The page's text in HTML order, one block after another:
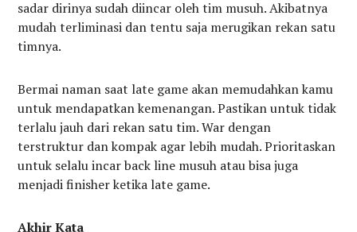
sadar dirinya sudah diincar oleh tim musuh. Akibatnya
mudah terliminasi dan tentu saja merugikan rekan satu
timnya.
Bermai naman saat late game akan memudahkan kamu
untuk mendapatkan kemenangan. Pastikan untuk tidak
terlalu jauh dari rekan satu tim. War dengan
terstruktur dan kompak agar lebih mudah. Prioritaskan
untuk selalu incar back line musuh atau bisa juga
menjadi finisher ketika late game.
Akhir Kata